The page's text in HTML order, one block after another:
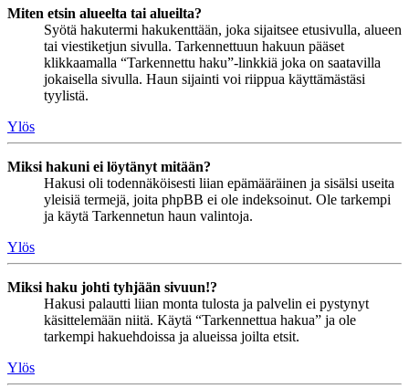
Miten etsin alueelta tai alueilta?
Syötä hakutermi hakukenttään, joka sijaitsee etusivulla, alueen
tai viestiketjun sivulla. Tarkennettuun hakuun pääset
klikkaamalla “Tarkennettu haku”-linkkiä joka on saatavilla
jokaisella sivulla. Haun sijainti voi riippua käyttämästäsi
tyylistä.
Ylös
Miksi hakuni ei löytänyt mitään?
Hakusi oli todennäköisesti liian epämääräinen ja sisälsi useita
yleisiä termejä, joita phpBB ei ole indeksoinut. Ole tarkempi
ja käytä Tarkennetun haun valintoja.
Ylös
Miksi haku johti tyhjään sivuun!?
Hakusi palautti liian monta tulosta ja palvelin ei pystynyt
käsittelemään niitä. Käytä “Tarkennettua hakua” ja ole
tarkempi hakuehdoissa ja alueissa joilta etsit.
Ylös